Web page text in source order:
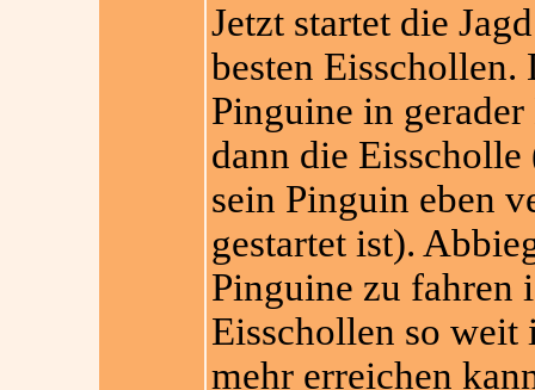
Jetzt startet die
besten Eisschollen.
Pinguine in
dann die
sein Pinguin eben
gestartet ist).
Pinguine zu fahren
Eisschollen so
mehr erreichen